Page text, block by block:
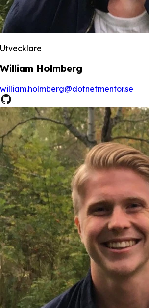
Utvecklare
William Holmberg
william.holmberg@dotnetmentor.se